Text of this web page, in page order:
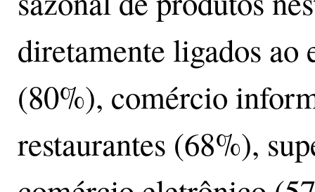
diretamente ligados ao
(80%), comércio
restaurantes (68%),